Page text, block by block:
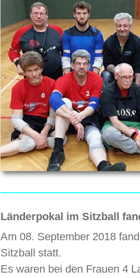
Länderpokal im Sitzball
Am 08. September 2018
Sitzball statt.
Es waren bei den Frauen 4